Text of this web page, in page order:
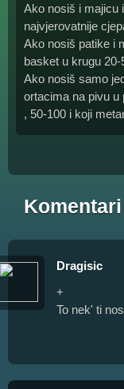
Ako nosiš i majicu
najvjerovatnije
Ako nosiš patike i
basket u krugu 20-
Ako nosiš samo
ortacima na pivu u
, 50-100 i koji
Komentari
Dragisic
+
To nek' ti